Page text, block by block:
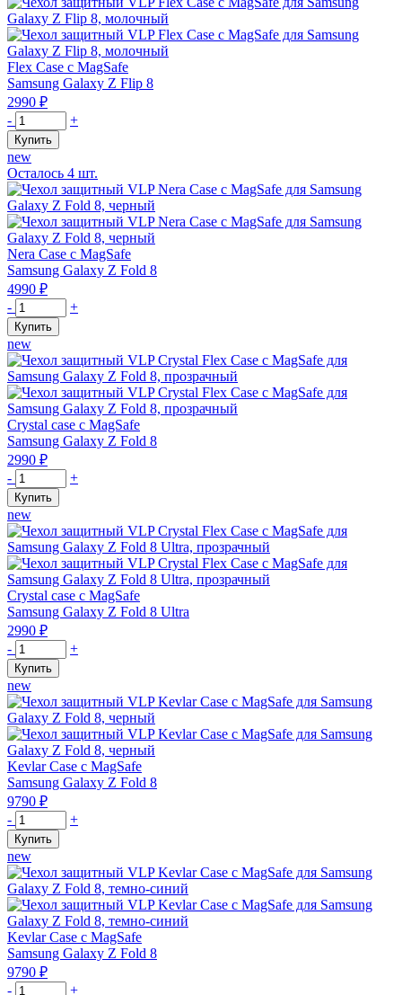
VLP
Flex
Case
с
MagSafe
для
Samsung
Z
Flip
8,
розовый
Flex Case с MagSafe
Samsung Galaxy Z Flip 8
2990 ₽
Количество
товара
Чехол
защитный
VLP
Flex
Case
с
MagSafe
для
Samsung
Z
Flip
8,
молочный
- +
Купить
new
Осталось 4 шт.
Nera Case с MagSafe
Samsung Galaxy Z Fold 8
4990 ₽
Количество
товара
Чехол
защитный
VLP
Nera
Case
с
MagSafe
для
Samsung
Z
Fold
8,
черный
- +
Купить
new
Crystal case с MagSafe
Samsung Galaxy Z Fold 8
2990 ₽
Количество
товара
Чехол
защитный
VLP
Crystal
Flex
Case
с
MagSafe
для
Samsung
Fold
8,
прозрачный
- +
Купить
new
Crystal case с MagSafe
Samsung Galaxy Z Fold 8 Ultra
2990 ₽
Количество
товара
Чехол
защитный
VLP
Crystal
Flex
Case
с
MagSafe
для
Samsung
Fold
8
Ultra,
прозрачный
- +
Купить
new
Kevlar Case с MagSafe
Samsung Galaxy Z Fold 8
9790 ₽
Количество
товара
Чехол
защитный
VLP
Kevlar
Case
с
MagSafe
для
Samsung
- +
Купить
new
Kevlar Case с MagSafe
Samsung Galaxy Z Fold 8
9790 ₽
Количество
- +